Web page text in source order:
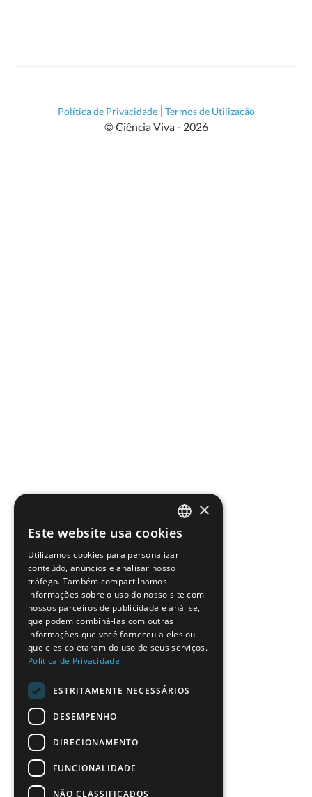
Política de Privacidade| Termos de Utilização
© Ciência Viva - 2026
PORTUGUESE
ENGLISH
×
Este website usa cookies
Utilizamos cookies para personalizar
conteúdo, anúncios e analisar nosso
tráfego. Também compartilhamos
informações sobre o uso do nosso site com
nossos parceiros de publicidade e análise,
que podem combiná-las com outras
informações que você forneceu a eles ou
que eles coletaram do uso de seus serviços.
Política de Privacidade
ESTRITAMENTE NECESSÁRIOS
DESEMPENHO
DIRECIONAMENTO
FUNCIONALIDADE
NÃO CLASSIFICADOS